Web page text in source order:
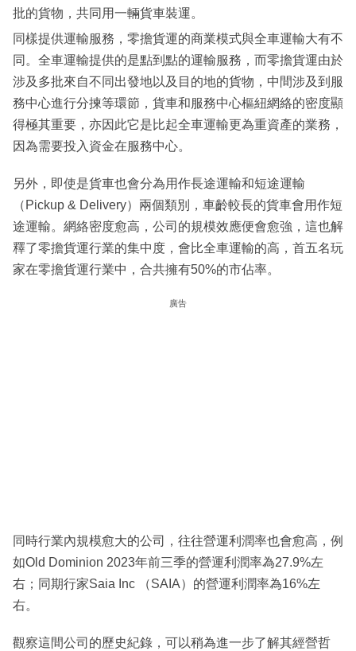
批的貨物，共同用一輛貨車裝運。
同樣提供運輸服務，零擔貨運的商業模式與全車運輸大有不
同。全車運輸提供的是點到點的運輸服務，而零擔貨運由於
涉及多批來自不同出發地以及目的地的貨物，中間涉及到服
務中心進行分揀等環節，貨車和服務中心樞紐網絡的密度顯
得極其重要，亦因此它是比起全車運輸更為重資產的業務，
因為需要投入資金在服務中心。
另外，即使是貨車也會分為用作長途運輸和短途運輸
（Pickup & Delivery）兩個類別，車齡較長的貨車會用作短
途運輸。網絡密度愈高，公司的規模效應便會愈強，這也解
釋了零擔貨運行業的集中度，會比全車運輸的高，首五名玩
家在零擔貨運行業中，合共擁有50%的市佔率。
廣告
同時行業內規模愈大的公司，往往營運利潤率也會愈高，例
如Old Dominion 2023年前三季的營運利潤率為27.9%左
右；同期行家Saia Inc （SAIA）的營運利潤率為16%左
右。
觀察這間公司的歷史紀錄，可以稍為進一步了解其經營哲